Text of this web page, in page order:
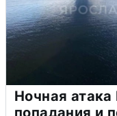
Ночная